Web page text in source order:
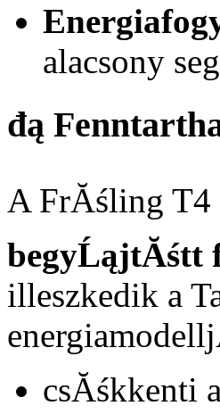
alacsony
đą
A FrĂśling T4
begyĹąjtĂśtt
illeszkedik a
csĂśkkenti